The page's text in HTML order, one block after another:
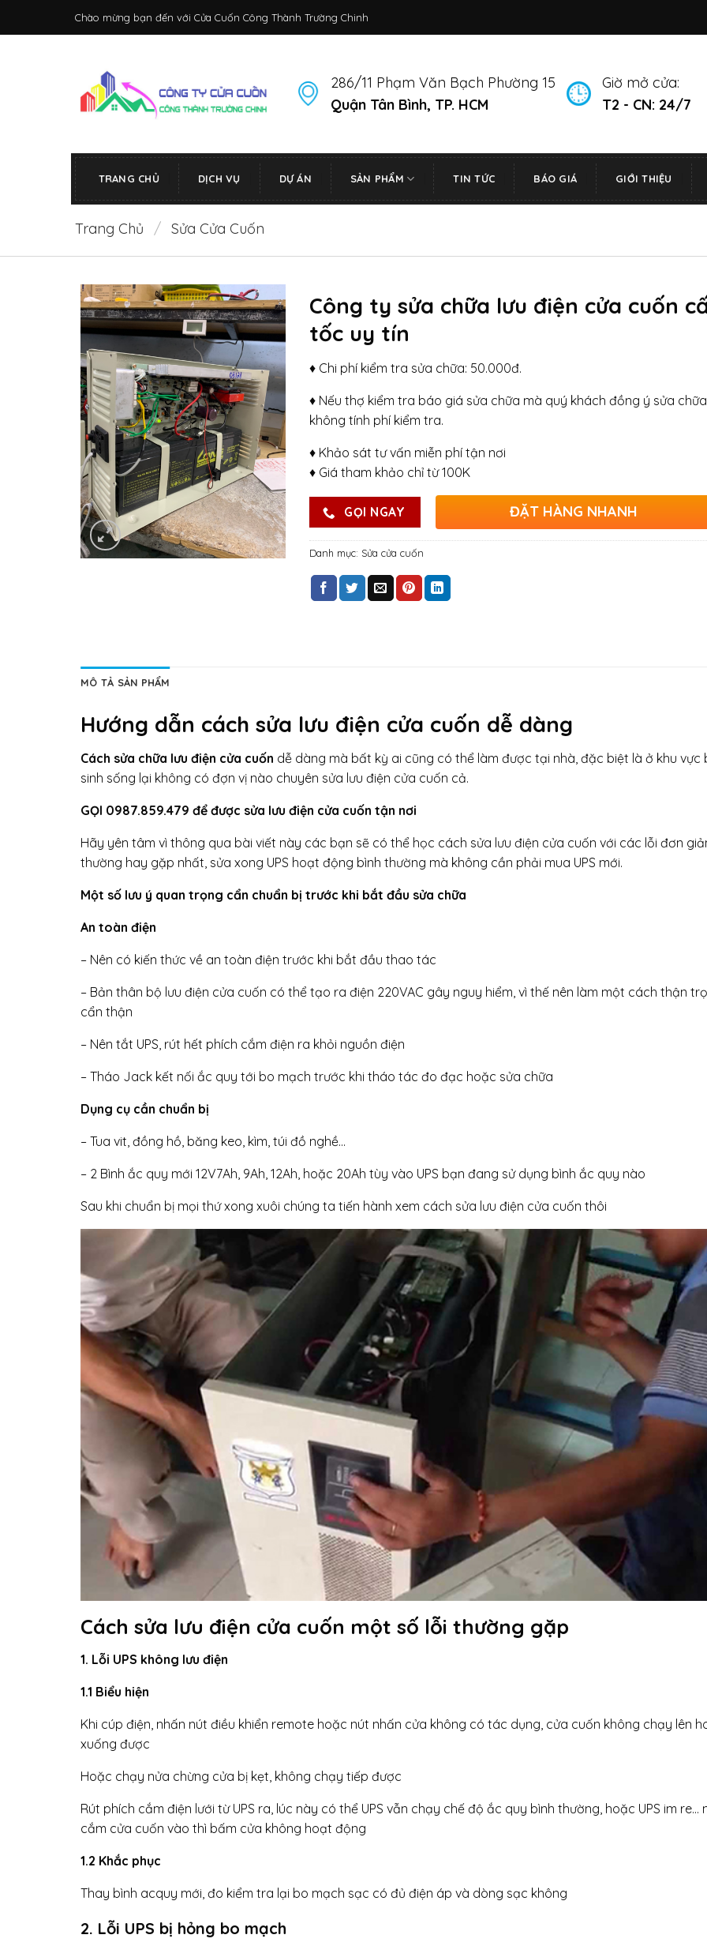
Chào mừng bạn đến với Cửa Cuốn Công Thành Trường Chinh
286/11 Phạm Văn Bạch Phường 15
Quận Tân Bình, TP. HCM
Giờ mở cửa:
T2 - CN: 24/7
TRANG CHỦ DỊCH VỤ DỰ ÁN SẢN PHẨM TIN TỨC BÁO GIÁ GIỚI THIỆU
Trang Chủ / Sửa Cửa Cuốn
Công ty sửa chữa lưu điện cửa cuốn
tốc uy tín
♦ Chi phí kiểm tra sửa chữa: 50.000đ.
♦ Nếu thợ kiểm tra báo giá sửa chữa mà quý khách đồng ý sửa
không tính phí kiểm tra.
♦ Khảo sát tư vấn miễn phí tận nơi
♦ Giá tham khảo chỉ từ 100K
GỌI NGAY ĐẶT HÀNG NHANH
Danh mục: Sửa cửa cuốn
MÔ TẢ SẢN PHẨM
Hướng dẫn cách sửa lưu điện cửa cuốn dễ dàng
Cách sửa chữa lưu điện cửa cuốn dễ dàng mà bất kỳ ai cũng có thể làm được tại nhà, đặc biệt là ở khu vực
sinh sống lại không có đợn vị nào chuyên sửa lưu điện cửa cuốn cả.
GỌI 0987.859.479 để được sửa lưu điện cửa cuốn tận nơi
Hãy yên tâm vì thông qua bài viết này các bạn sẽ có thể học cách sửa lưu điện cửa cuốn với các lỗi đơn
thường hay gặp nhất, sửa xong UPS hoạt động bình thường mà không cần phải mua UPS mới.
Một số lưu ý quan trọng cẩn chuẩn bị trước khi bắt đầu sửa chữa
An toàn điện
– Nên có kiến thức về an toàn điện trước khi bắt đầu thao tác
– Bản thân bộ lưu điện cửa cuốn có thể tạo ra điện 220VAC gây nguy hiểm, vì thế nên làm một cách thận
cẩn thận
– Nên tắt UPS, rút hết phích cắm điện ra khỏi nguồn điện
– Tháo Jack kết nối ắc quy tới bo mạch trước khi tháo tác đo đạc hoặc sửa chữa
Dụng cụ cần chuẩn bị
– Tua vit, đồng hồ, băng keo, kìm, túi đồ nghề…
– 2 Bình ắc quy mới 12V7Ah, 9Ah, 12Ah, hoặc 20Ah tùy vào UPS bạn đang sử dụng bình ắc quy nào
Sau khi chuẩn bị mọi thứ xong xuôi chúng ta tiến hành xem cách sửa lưu điện cửa cuốn thôi
Cách sửa lưu điện cửa cuốn một số lỗi thường gặp
1. Lỗi UPS không lưu điện
1.1 Biểu hiện
Khi cúp điện, nhấn nút điều khiển remote hoặc nút nhấn cửa không có tác dụng, cửa cuốn không chạy lên
xuống được
Hoặc chạy nửa chừng cửa bị kẹt, không chạy tiếp được
Rút phích cắm điện lưới từ UPS ra, lúc này có thể UPS vẫn chạy chế độ ắc quy bình thường, hoặc UPS im re…
cắm cửa cuốn vào thì bấm cửa không hoạt động
1.2 Khắc phục
Thay bình acquy mới, đo kiểm tra lại bo mạch sạc có đủ điện áp và dòng sạc không
2. Lỗi UPS bị hỏng bo mạch